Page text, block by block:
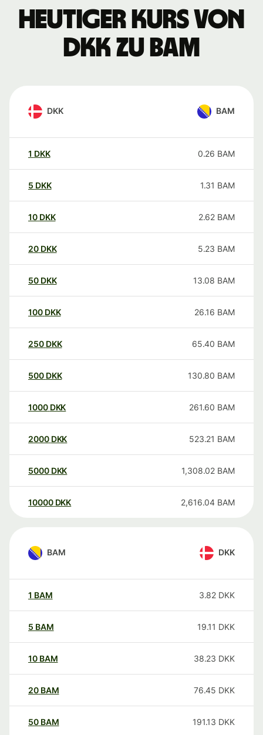
Heutiger Kurs von
DKK zu BAM
DKK BAM
1 DKK 0.26 BAM
5 DKK 1.31 BAM
10 DKK 2.62 BAM
20 DKK 5.23 BAM
50 DKK 13.08 BAM
100 DKK 26.16 BAM
250 DKK 65.40 BAM
500 DKK 130.80 BAM
1000 DKK 261.60 BAM
2000 DKK 523.21 BAM
5000 DKK 1,308.02 BAM
10000 DKK 2,616.04 BAM
BAM DKK
1 BAM 3.82 DKK
5 BAM 19.11 DKK
10 BAM 38.23 DKK
20 BAM 76.45 DKK
50 BAM 191.13 DKK